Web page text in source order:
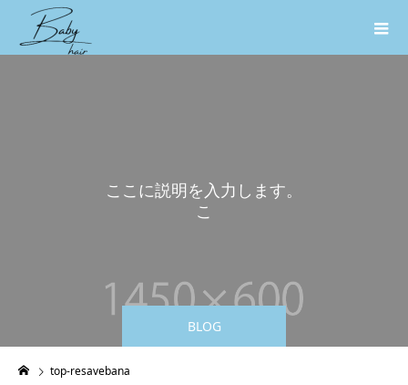
BLOG
こ こ に説明を 入力 し ます。
こ
top-resavebana